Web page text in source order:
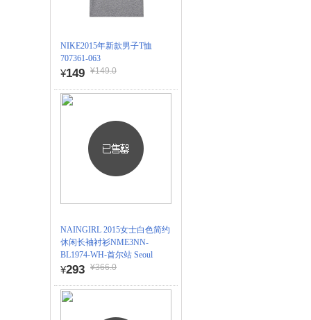
NIKE2015年新款男子T恤
707361-063
¥149 ¥149.0
NAINGIRL 2015女士白色简约
休闲长袖衬衫NME3NN-
BL1974-WH-首尔站 Seoul
¥293 ¥366.0